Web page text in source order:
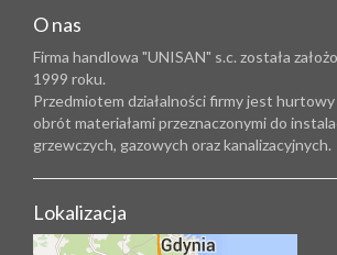
O nas
Firma handlowa "UNISAN" s.c. została
1999 roku.
Przedmiotem działalności firmy jest
obrót materiałami przeznaczonymi do
grzewczych, gazowych oraz kanalizacyjnych.
Lokalizacja